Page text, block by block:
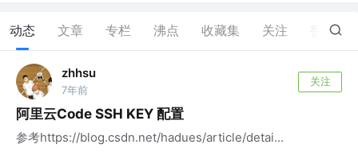
动态 文章 专栏 沸点 收藏集 关注 0
zhhsu
7年前
关注
阿里云Code SSH KEY 配置
参考https://blog.csdn.net/hadues/article/detai...